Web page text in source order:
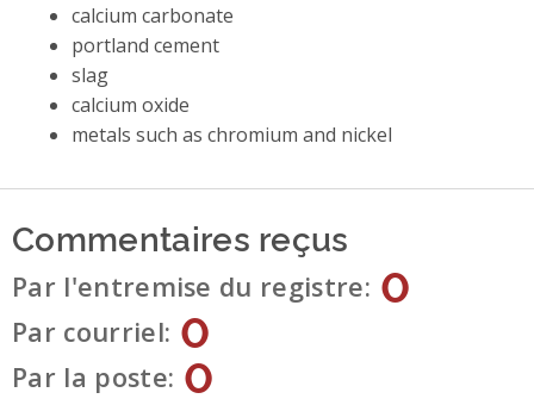
calcium carbonate
portland cement
slag
calcium oxide
metals such as chromium and nickel
Commentaires reçus
Par l'entremise du registre 0
Par courriel 0
Par la poste 0